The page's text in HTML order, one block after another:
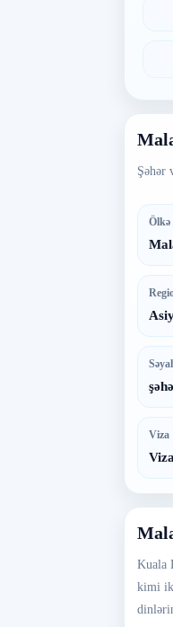
Şəhər
Ölkə
Viza
Kuala
kimi